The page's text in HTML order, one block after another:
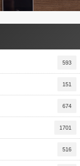
593
151
674
1701
516